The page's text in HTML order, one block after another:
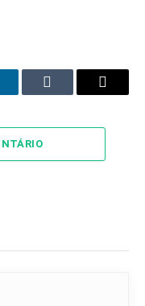
Tumblr Email